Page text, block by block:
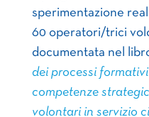
sperimentazione
60 operatori/trici
documentata nel
dei processi
competenze
volontari in servizio